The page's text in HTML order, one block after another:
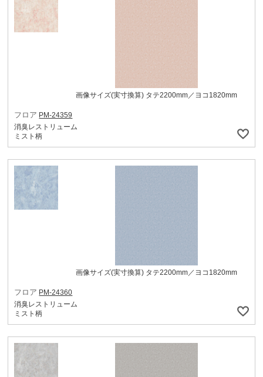
画像サイズ(実寸換算) タテ2200mm／ヨコ1820mm
フロア PM-24359
消臭レストリューム
ミスト柄
画像サイズ(実寸換算) タテ2200mm／ヨコ1820mm
フロア PM-24360
消臭レストリューム
ミスト柄